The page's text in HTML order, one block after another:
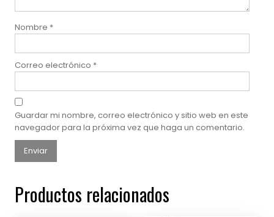
Nombre *
Correo electrónico *
Guardar mi nombre, correo electrónico y sitio web en este
navegador para la próxima vez que haga un comentario.
Productos relacionados